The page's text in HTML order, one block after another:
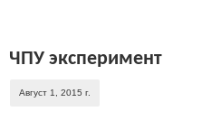
ЧПУ эксперимент
Август 1, 2015 г.